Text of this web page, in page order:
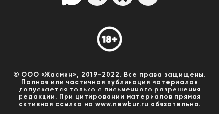
© ООО «Жасмин», 2019-2022. Все права защищены.
Полная или частичная публикация материалов
допускается только с письменного разрешения
редакции. При цитировании материалов прямая
активная ссылка на www.newbur.ru обязательна.